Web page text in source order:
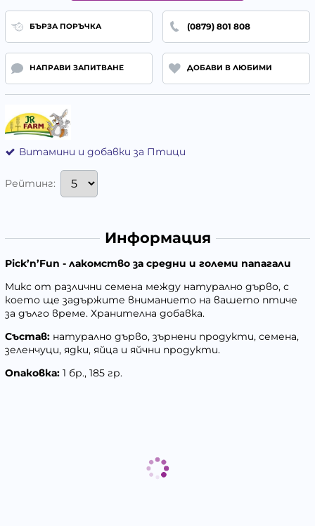
БЪРЗА ПОРЪЧКА (0879) 801 808
НАПРАВИ ЗАПИТВАНЕ ДОБАВИ В ЛЮБИМИ
Витамини и добавки за Птици
Рейтинг:
Информация
Pick’n’Fun - лакомство за средни и големи папагали
Микс от различни семена между натурално дърво, с
което ще задържите вниманието на вашето птиче
за дълго време. Хранителна добавка.
Състав: натурално дърво, зърнени продукти, семена,
зеленчуци, ядки, яйца и яйчни продукти.
Опаковка: 1 бр., 185 гр.